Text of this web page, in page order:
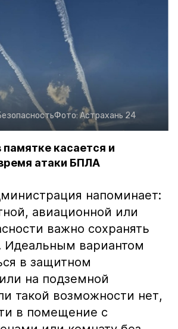
Фото: Астрахань 24
касается и
атаки БПЛА
напоминает:
авиационной или
важно сохранять
Идеальным вариантом
в защитном
на подземной
такой возможности нет,
в помещение с